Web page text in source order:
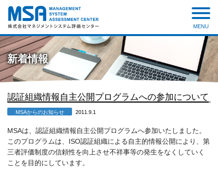
株式会社 マネジメントシステ
ム評価センター
MENU
新着情報
認証組織情報自主公開プログラムへの参加について
MSAからのお知らせ 2011.9.1
MSAは、認証組織情報自主公開プログラムへ参加いたしました。
このプログラムは、ISO認証組織による自主的情報公開により、第
三者評価制度の信頼性を向上させ不祥事等の発生をなくしていく
ことを目的にしています。